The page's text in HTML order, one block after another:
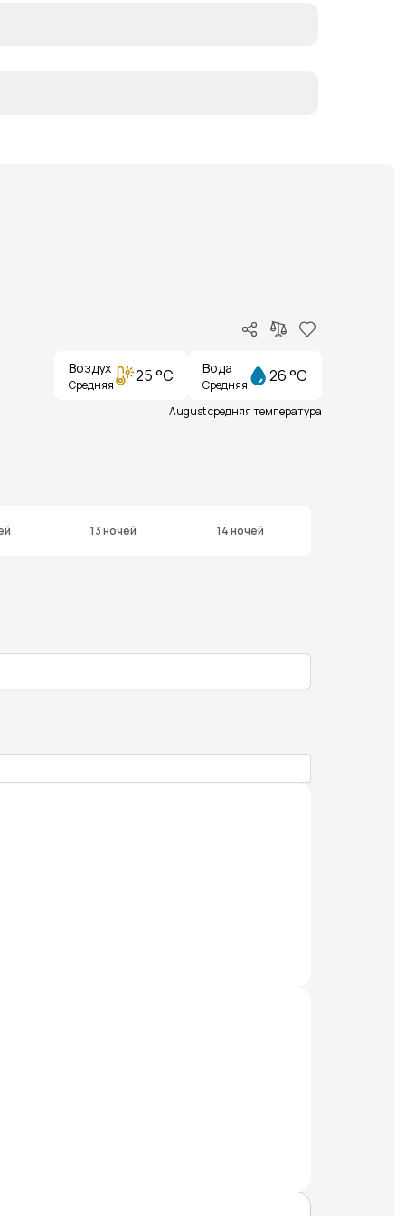
Воздух
Средняя 25 °C Вода
Средняя 26 °C
August средняя температура
13 ночей 14 ночей